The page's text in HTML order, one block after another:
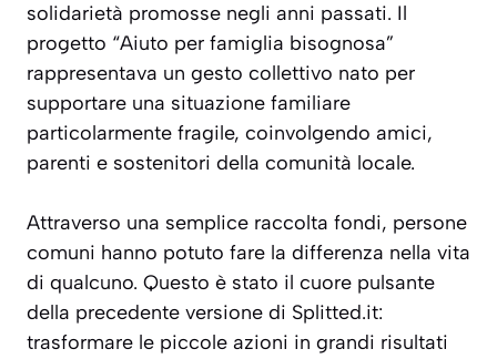
solidarietà promosse negli anni passati. Il
progetto “Aiuto per famiglia bisognosa”
rappresentava un gesto collettivo nato per
supportare una situazione familiare
particolarmente fragile, coinvolgendo amici,
parenti e sostenitori della comunità locale.
Attraverso una semplice raccolta fondi, persone
comuni hanno potuto fare la differenza nella vita
di qualcuno. Questo è stato il cuore pulsante
della precedente versione di Splitted.it:
trasformare le piccole azioni in grandi risultati